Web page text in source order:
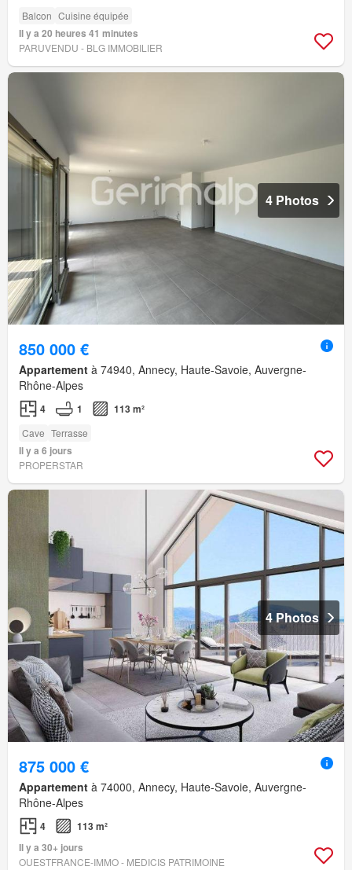
Balcon Cuisine équipée
Il y a 20 heures 41 minutes
PARUVENDU - BLG IMMOBILIER
4 Photos
850 000 €
Appartement à 74940, Annecy, Haute-Savoie, Auvergne-
Rhône-Alpes
4 1 113 m²
Cave Terrasse
Il y a 6 jours
PROPERSTAR
4 Photos
875 000 €
Appartement à 74000, Annecy, Haute-Savoie, Auvergne-
Rhône-Alpes
4
113 m²
Il y a 30+ jours
OUESTFRANCE-IMMO - MEDICIS PATRIMOINE